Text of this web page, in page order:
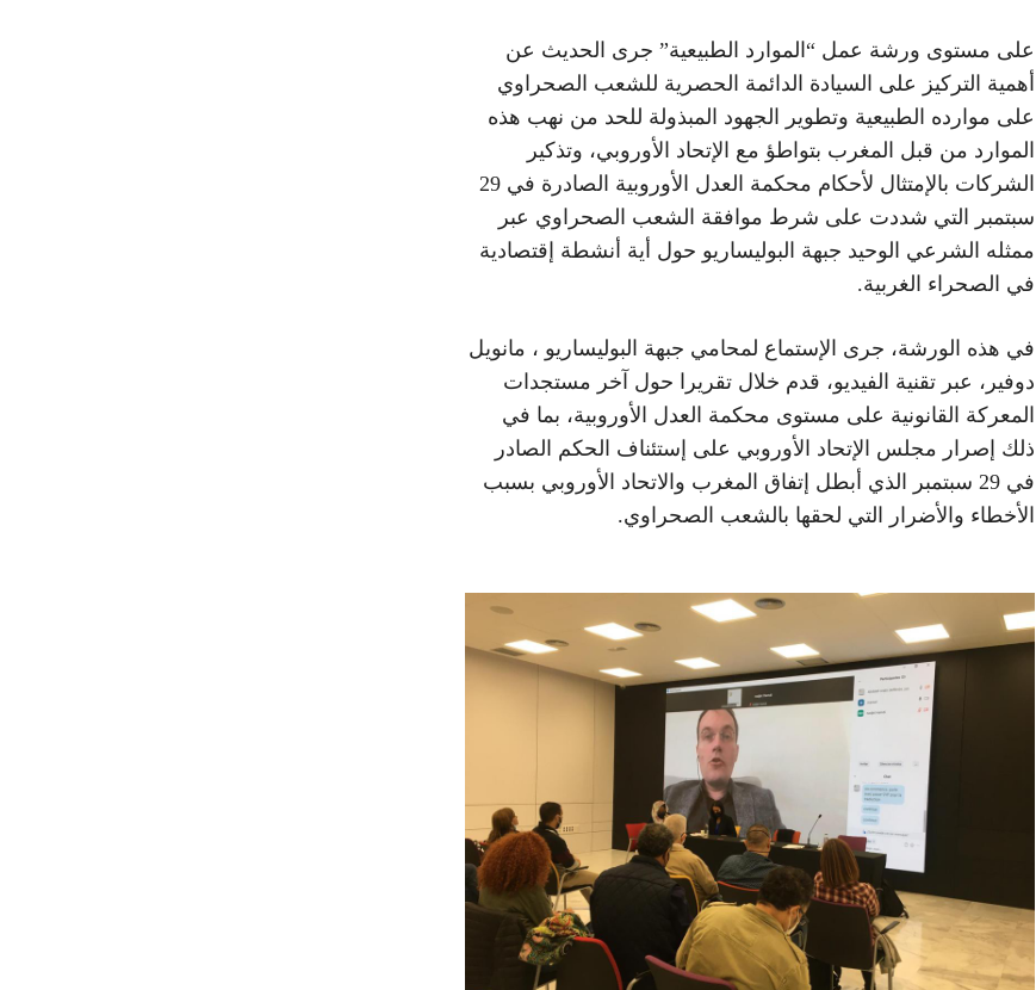
على مستوى ورشة عمل “الموارد الطبيعية” جرى الحديث عن
أهمية التركيز على السيادة الدائمة الحصرية للشعب الصحراوي
على موارده الطبيعية وتطوير الجهود المبذولة للحد من نهب هذه
الموارد من قبل المغرب بتواطؤ مع الإتحاد الأوروبي، وتذكير
الشركات بالإمتثال لأحكام محكمة العدل الأوروبية الصادرة في 29
سبتمبر التي شددت على شرط موافقة الشعب الصحراوي عبر
ممثله الشرعي الوحيد جبهة البوليساريو حول أية أنشطة إقتصادية
في الصحراء الغربية.
في هذه الورشة، جرى الإستماع لمحامي جبهة البوليساريو ، مانويل
دوفير، عبر تقنية الفيديو، قدم خلال تقريرا حول آخر مستجدات
المعركة القانونية على مستوى محكمة العدل الأوروبية، بما في
ذلك إصرار مجلس الإتحاد الأوروبي على إستئناف الحكم الصادر
في 29 سبتمبر الذي أبطل إتفاق المغرب والاتحاد الأوروبي بسبب
الأخطاء والأضرار التي لحقها بالشعب الصحراوي.